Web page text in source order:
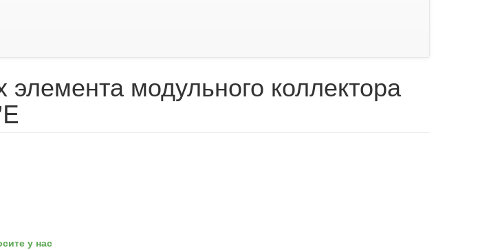
модульного коллектора
у нас